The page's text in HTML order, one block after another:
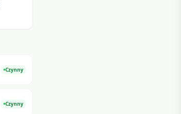
Czynny
Czynny